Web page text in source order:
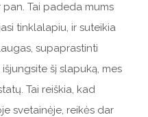
Tai padeda mums
tinklalapiu, ir suteikia
supaprastinti
šį slapuką, mes
Tai reiškia, kad
svetainėje, reikės dar